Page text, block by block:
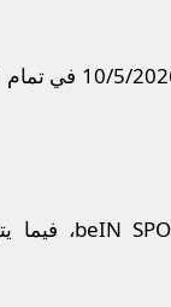
10/5/ في تمام
beIN، فيما